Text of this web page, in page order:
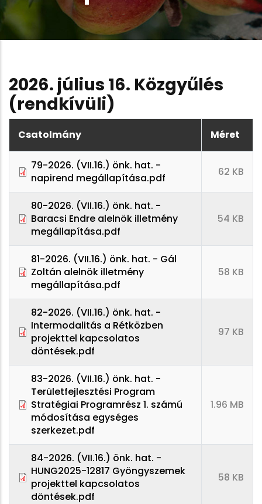
2026. július 16. Közgyűlés
(rendkívüli)
Csatolmány Méret
79-2026. (VII.16.) önk. hat. -
napirend megállapítása.pdf
62 KB
80-2026. (VII.16.) önk. hat. -
Baracsi Endre alelnök illetmény
megállapítása.pdf
54 KB
81-2026. (VII.16.) önk. hat. - Gál
Zoltán alelnök illetmény
megállapítása.pdf
58 KB
82-2026. (VII.16.) önk. hat. -
Intermodalitás a Rétközben
projekttel kapcsolatos
döntések.pdf
97 KB
83-2026. (VII.16.) önk. hat. -
Területfejlesztési Program
Stratégiai Programrész 1. számú
módosítása egységes
szerkezet.pdf
1.96 MB
84-2026. (VII.16.) önk. hat. -
HUNG2025-12817 Gyöngyszemek
projekttel kapcsolatos
döntések.pdf
58 KB